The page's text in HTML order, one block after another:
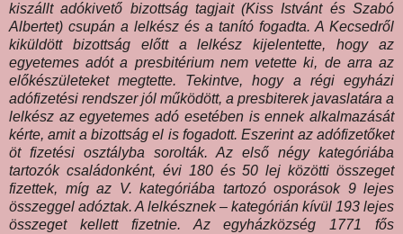
kiszállt adókivető bizottság tagjait (Kiss Istvánt és Szabó
Albertet) csupán a lelkész és a tanító fogadta. A Kecsedről
kiküldött bizottság előtt a lelkész kijelentette, hogy az
egyetemes adót a presbitérium nem vetette ki, de arra az
előkészületeket megtette. Tekintve, hogy a régi egyházi
adófizetési rendszer jól működött, a presbiterek javaslatára a
lelkész az egyetemes adó esetében is ennek alkalmazását
kérte, amit a bizottság el is fogadott. Eszerint az adófizetőket
öt fizetési osztályba sorolták. Az első négy kategóriába
tartozók családonként, évi 180 és 50 lej közötti összeget
fizettek, míg az V. kategóriába tartozó osporások 9 lejes
összeggel adóztak. A lelkésznek – kategórián kívül 193 lejes
összeget kellett fizetnie. Az egyházközség 1771 fős